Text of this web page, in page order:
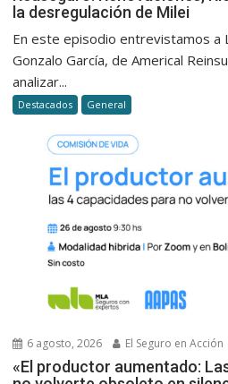
la desregulación de Milei
En este episodio entrevistamos a
Gonzalo García, de Americal
analizar...
Destacados General
6 agosto, 2026 El Seguro en Acción
«El productor aumentado: